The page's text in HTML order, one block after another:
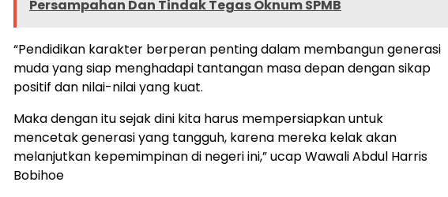
Persampahan Dan Tindak Tegas Oknum SPMB
“Pendidikan karakter berperan penting dalam membangun generasi
muda yang siap menghadapi tantangan masa depan dengan sikap
positif dan nilai-nilai yang kuat.
Maka dengan itu sejak dini kita harus mempersiapkan untuk
mencetak generasi yang tangguh, karena mereka kelak akan
melanjutkan kepemimpinan di negeri ini,” ucap Wawali Abdul Harris
Bobihoe